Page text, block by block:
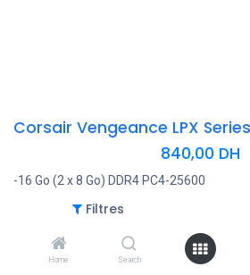
Filtres
Home Search
840,00 DH
-16 Go (2 x 8 Go) DDR4 PC4-25600
-Latences : CL16 (16-20-10-38)
-Tension : 1.35V
-Hautes performances, haute compatibilité